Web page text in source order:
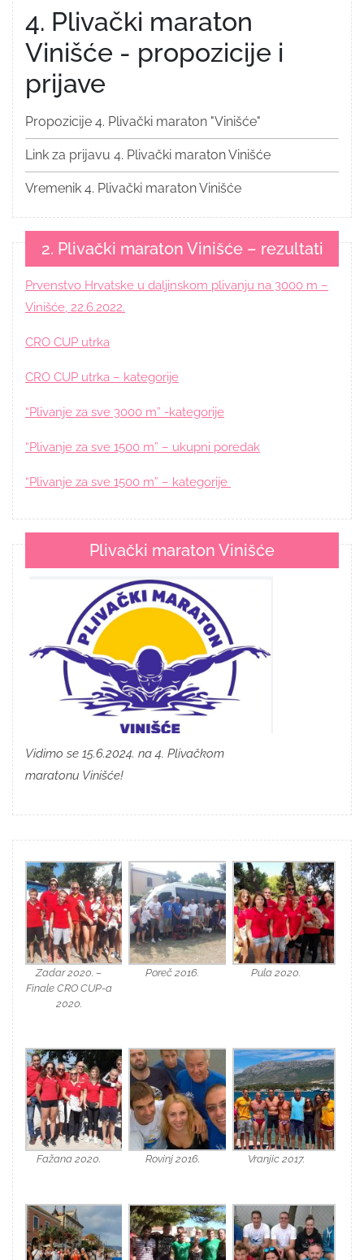
4. Plivački maraton
Vinišće - propozicije i
prijave
Propozicije 4. Plivački maraton "Vinišće"
Link za prijavu 4. Plivački maraton Vinišće
Vremenik 4. Plivački maraton Vinišće
2. Plivački maraton Vinišće – rezultati
Prvenstvo Hrvatske u daljinskom plivanju na 3000 m –
Vinišće, 22.6.2022.
CRO CUP utrka
CRO CUP utrka – kategorije
“Plivanje za sve 3000 m” -kategorije
“Plivanje za sve 1500 m” – ukupni poredak
“Plivanje za sve 1500 m” – kategorije
Plivački maraton Vinišće
Vidimo se 15.6.2024. na 4. Plivačkom
maratonu Vinišće!
Zadar 2020. –
Finale CRO CUP-a
2020.
Poreč 2016. Pula 2020.
Fažana 2020. Rovinj 2016. Vranjic 2017.